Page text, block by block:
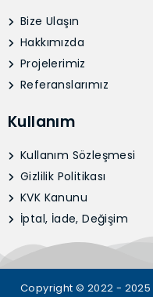
Bize Ulaşın
Hakkımızda
Projelerimiz
Referanslarımız
Kullanım
Kullanım Sözleşmesi
Gizlilik Politikası
KVK Kanunu
İptal, İade, Değişim
Copyright © 2022 - 2025